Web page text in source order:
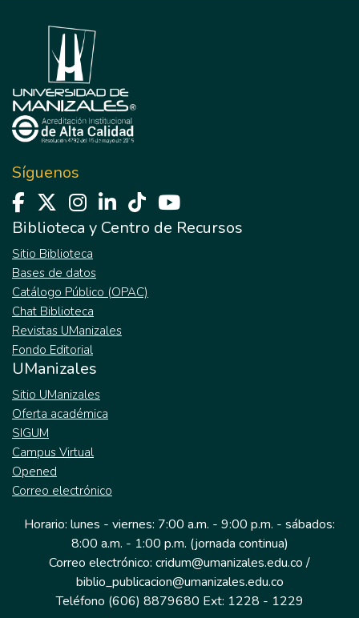
Síguenos
Biblioteca y Centro de Recursos
Sitio Biblioteca
Bases de datos
Catálogo Público (OPAC)
Chat Biblioteca
Revistas UManizales
Fondo Editorial
UManizales
Sitio UManizales
Oferta académica
SIGUM
Campus Virtual
Opened
Correo electrónico
Horario: lunes - viernes: 7:00 a.m. - 9:00 p.m. - sábados:
8:00 a.m. - 1:00 p.m. (jornada continua)
Correo electrónico: cridum@umanizales.edu.co /
biblio_publicacion@umanizales.edu.co
Teléfono (606) 8879680 Ext: 1228 - 1229